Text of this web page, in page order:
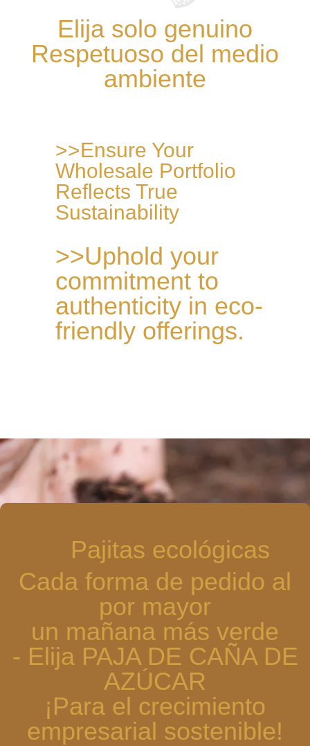
Elija solo genuino
Respetuoso del medio
ambiente
>>Ensure Your
Wholesale Portfolio
Reflects True
Sustainability
>>Uphold your
commitment to
authenticity in eco-
friendly offerings.
Pajitas ecológicas
Cada forma de pedido al
por mayor
un mañana más verde
- Elija PAJA DE CAÑA DE
AZÚCAR
¡Para el crecimiento
empresarial sostenible!